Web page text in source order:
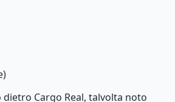
dietro Cargo Real, talvolta noto